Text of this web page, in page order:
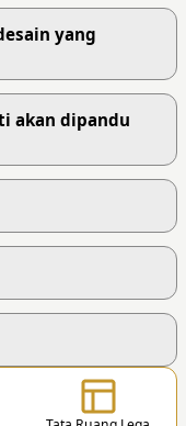
yang
akan dipandu